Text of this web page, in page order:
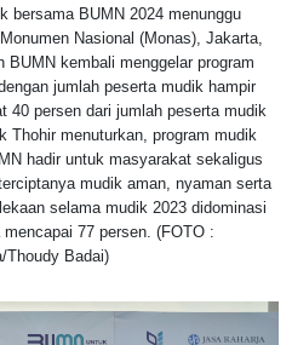
bersama BUMN 2024 menunggu
Nasional (Monas), Jakarta,
BUMN kembali menggelar program
jumlah peserta mudik hampir
40 persen dari jumlah peserta mudik
Thohir menuturkan, program mudik
hadir untuk masyarakat sekaligus
mudik aman, nyaman serta
selama mudik 2023 didominasi
77 persen. (FOTO :
Thoudy Badai)